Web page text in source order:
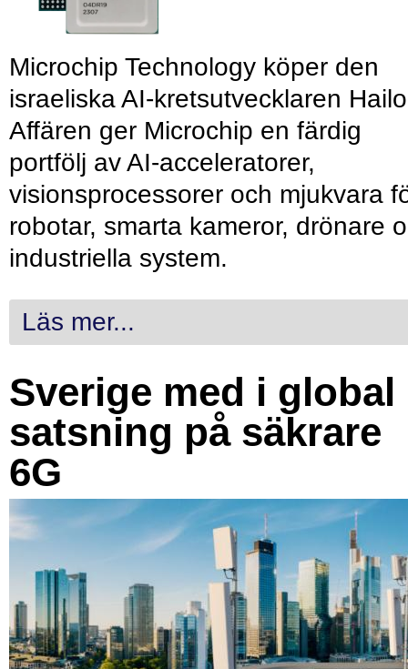
Microchip Technology köper den
israeliska AI-kretsutvecklaren
Affären ger Microchip en färdig
portfölj av AI-acceleratorer,
visionsprocessorer och mjukvara
robotar, smarta kameror, drönare
industriella system.
Läs mer...
Sverige med i global
satsning på säkrare
6G